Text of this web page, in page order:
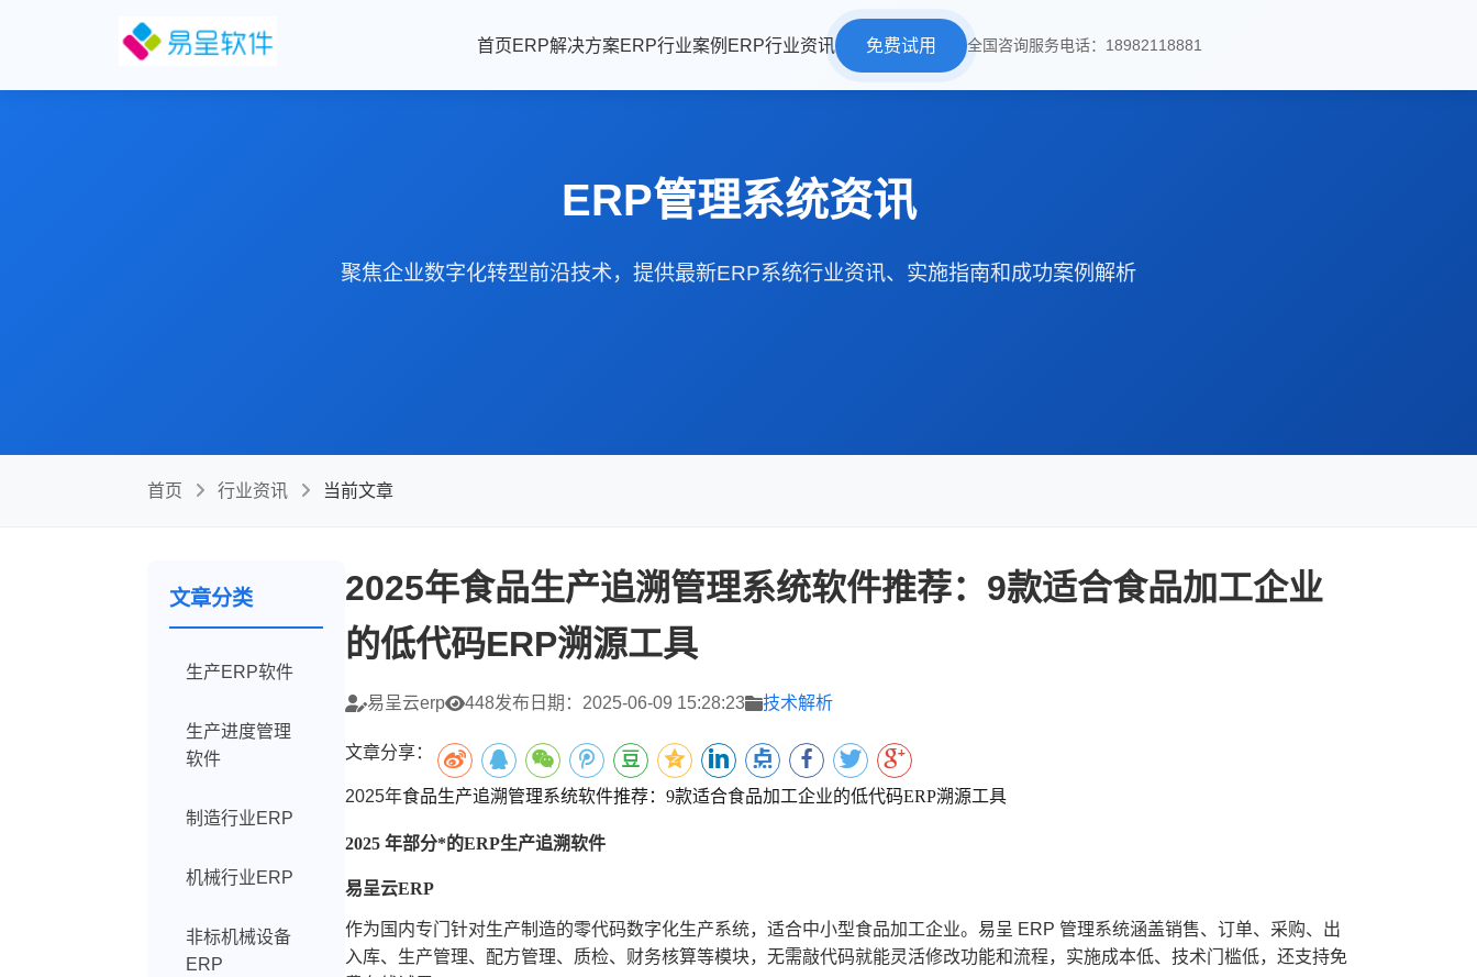
首页ERP解决方案ERP行业案例 ERP行业资讯 免费试用 全国咨询服务电话：18982118881
ERP管理系统资讯
聚焦企业数字化转型前沿技术，提供最新ERP系统行业资讯、实施指南和成功案例解析
首页 行业资讯 当前文章
文章分类
生产ERP软件
生产进度管理
软件
制造行业ERP
机械行业ERP
非标机械设备
ERP
2025年食品生产追溯管理系统软件推荐：9款适合食品加工企业
的低代码ERP溯源工具
易呈云erp 448发布日期：2025-06-09 15:28:23 技术解析
文章分享：
2025年食品生产追溯管理系统软件推荐：9款适合食品加工企业的低代码ERP溯源工具
2025 年部分*的ERP生产追溯软件
易呈云ERP
作为国内专门针对生产制造的零代码数字化生产系统，适合中小型食品加工企业。易呈 ERP 管理系统涵盖销售、订单、采购、出
入库、生产管理、配方管理、质检、财务核算等模块，无需敲代码就能灵活修改功能和流程，实施成本低、技术门槛低，还支持免